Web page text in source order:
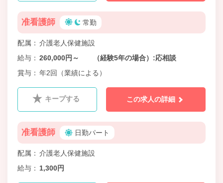
准看護師 常勤
配属
介護老人保健施設
給与
260,000円～ （経験5年の場合）:応相談
賞与
年2回（業績による）
キープする この求人の詳細
准看護師 日勤パート
配属
介護老人保健施設
給与
1,300円